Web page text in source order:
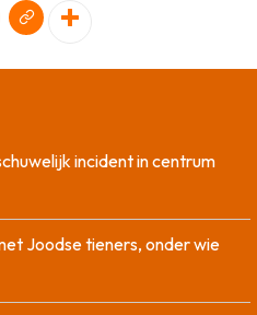
incident in centrum
Joodse tieners, onder wie